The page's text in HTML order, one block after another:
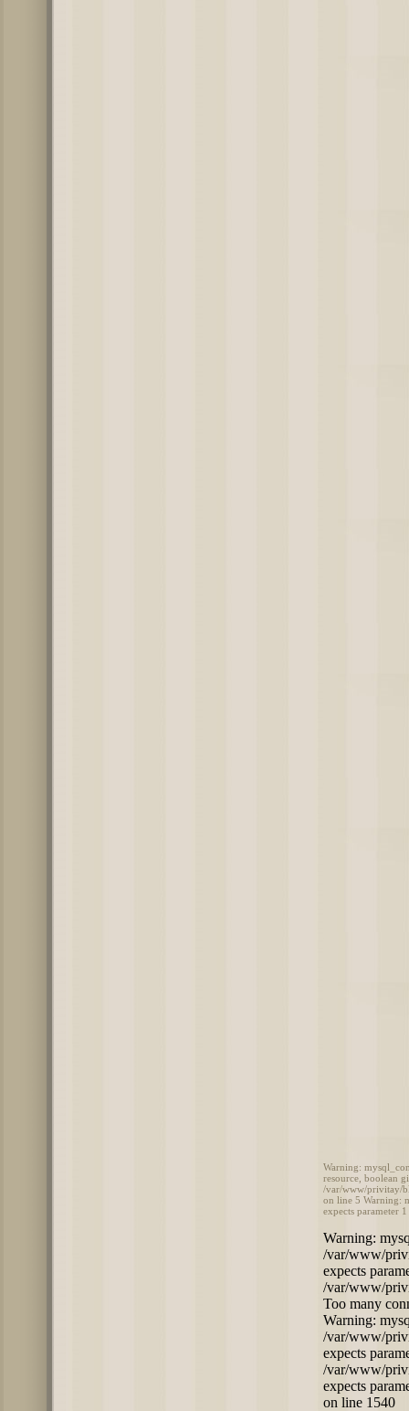
Warning:
resource, boolean
/var/www/privitay/
on line 5 Warning:
expects parameter
Warning:
/var/www/
expects
/var/www/
Too many
Warning:
/var/www/
expects
/var/www/
expects
on line 1540